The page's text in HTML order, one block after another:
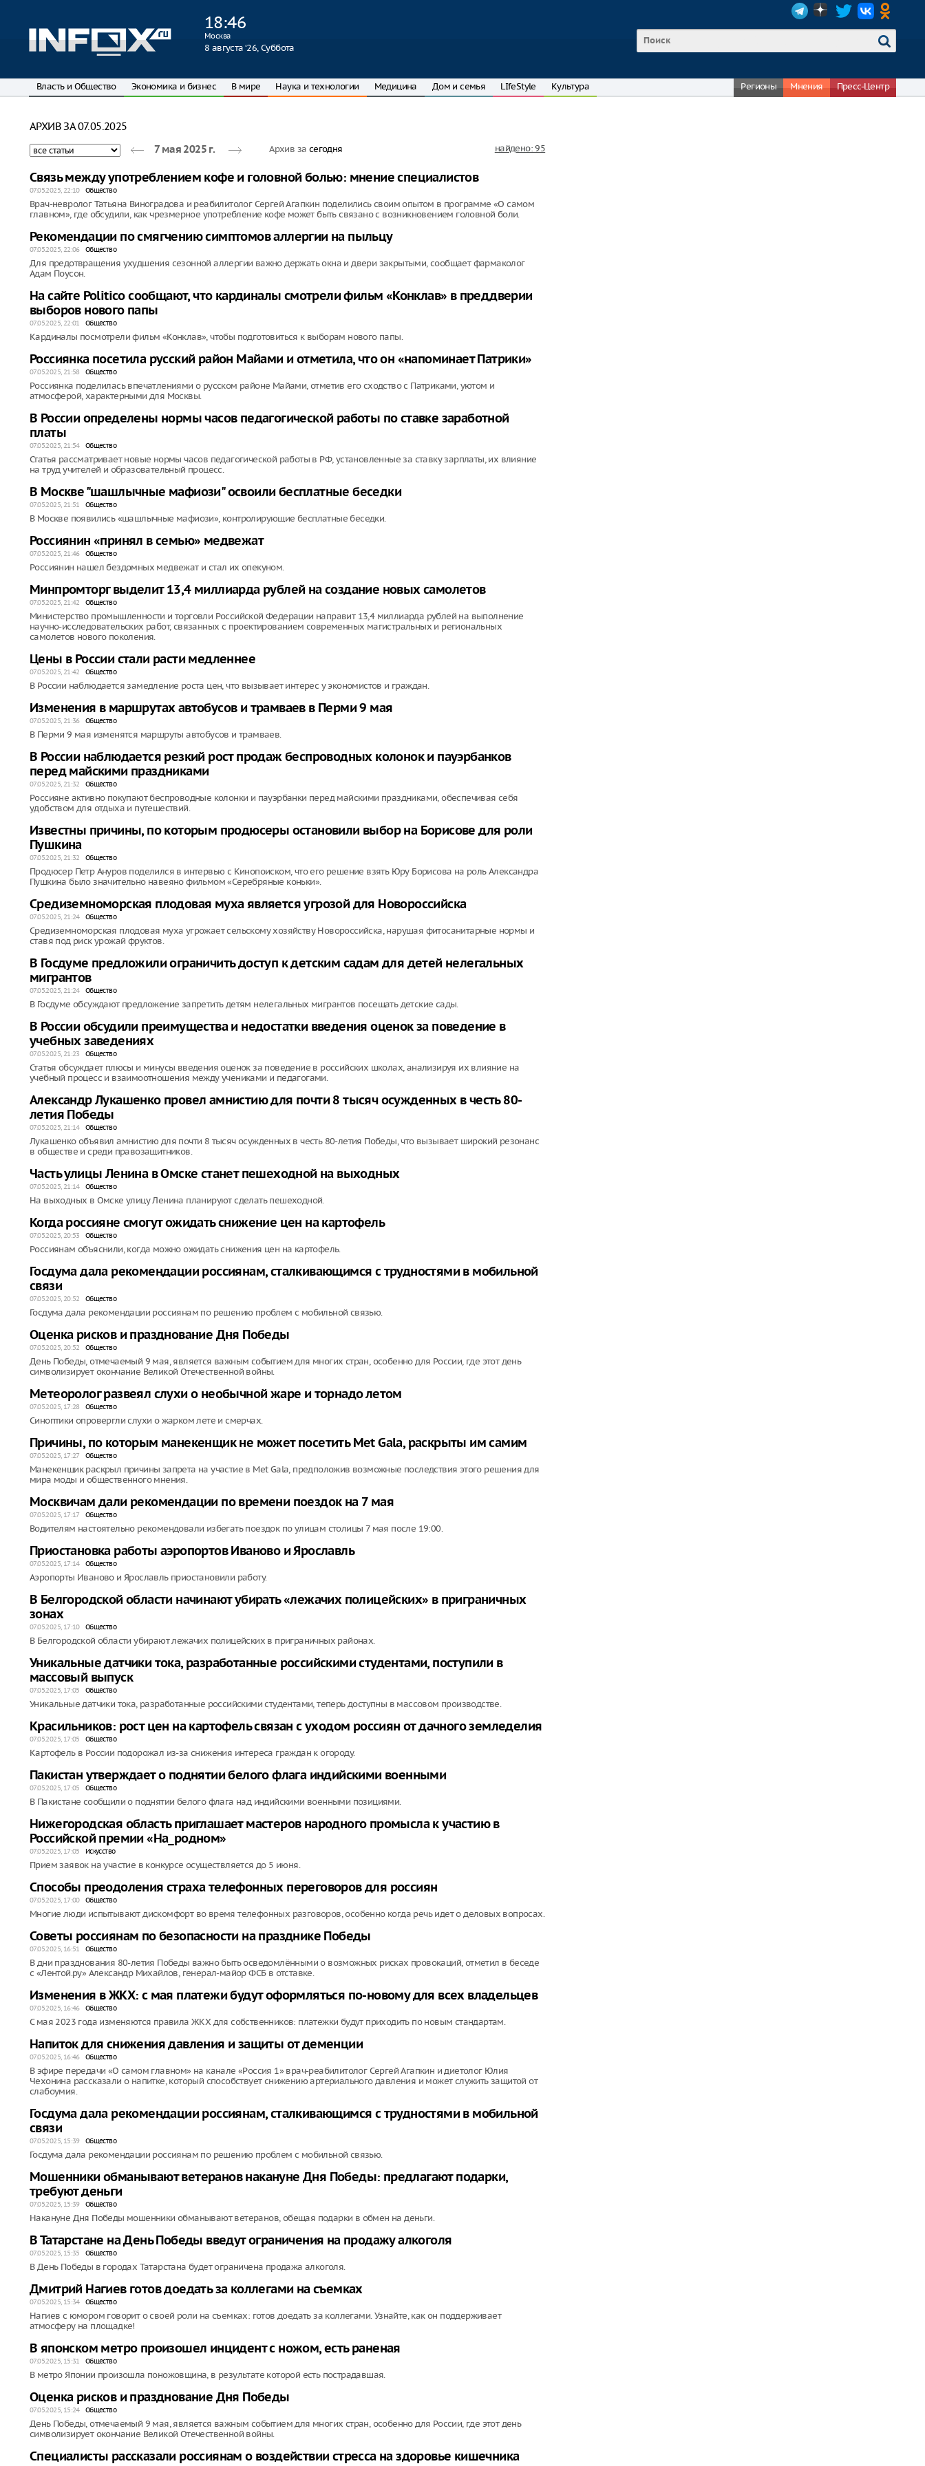
18:46
Москва
8 августа ‘26, Суббота
Власть и Общество Экономика и бизнес В мире Наука и технологии Медицина Дом и семья LIfeStyle Культура Регионы Мнения Пресс-Центр
АРХИВ ЗА 07.05.2025
7 мая 2025 г. Архив за сегодня найдено: 95
Связь между употреблением кофе и головной болью: мнение специалистов
07.05.2025, 22:10 Общество
Врач-невролог Татьяна Виноградова и реабилитолог Сергей Агапкин поделились своим опытом в программе «О самом
главном», где обсудили, как чрезмерное употребление кофе может быть связано с возникновением головной боли.
Рекомендации по смягчению симптомов аллергии на пыльцу
07.05.2025, 22:06 Общество
Для предотвращения ухудшения сезонной аллергии важно держать окна и двери закрытыми, сообщает фармаколог
Адам Поусон.
На сайте Politico сообщают, что кардиналы смотрели фильм «Конклав» в преддверии
выборов нового папы
07.05.2025, 22:01 Общество
Кардиналы посмотрели фильм «Конклав», чтобы подготовиться к выборам нового папы.
Россиянка посетила русский район Майами и отметила, что он «напоминает Патрики»
07.05.2025, 21:58 Общество
Россиянка поделилась впечатлениями о русском районе Майами, отметив его сходство с Патриками, уютом и
атмосферой, характерными для Москвы.
В России определены нормы часов педагогической работы по ставке заработной
платы
07.05.2025, 21:54 Общество
Статья рассматривает новые нормы часов педагогической работы в РФ, установленные за ставку зарплаты, их влияние
на труд учителей и образовательный процесс.
В Москве "шашлычные мафиози" освоили бесплатные беседки
07.05.2025, 21:51 Общество
В Москве появились «шашлычные мафиози», контролирующие бесплатные беседки.
Россиянин «принял в семью» медвежат
07.05.2025, 21:46 Общество
Россиянин нашел бездомных медвежат и стал их опекуном.
Минпромторг выделит 13,4 миллиарда рублей на создание новых самолетов
07.05.2025, 21:42 Общество
Министерство промышленности и торговли Российской Федерации направит 13,4 миллиарда рублей на выполнение
научно-исследовательских работ, связанных с проектированием современных магистральных и региональных
самолетов нового поколения.
Цены в России стали расти медленнее
07.05.2025, 21:42 Общество
В России наблюдается замедление роста цен, что вызывает интерес у экономистов и граждан.
Изменения в маршрутах автобусов и трамваев в Перми 9 мая
07.05.2025, 21:36 Общество
В Перми 9 мая изменятся маршруты автобусов и трамваев.
В России наблюдается резкий рост продаж беспроводных колонок и пауэрбанков
перед майскими праздниками
07.05.2025, 21:32 Общество
Россияне активно покупают беспроводные колонки и пауэрбанки перед майскими праздниками, обеспечивая себя
удобством для отдыха и путешествий.
Известны причины, по которым продюсеры остановили выбор на Борисове для роли
Пушкина
07.05.2025, 21:32 Общество
Продюсер Петр Ануров поделился в интервью с Кинопоиском, что его решение взять Юру Борисова на роль Александра
Пушкина было значительно навеяно фильмом «Серебряные коньки».
Средиземноморская плодовая муха является угрозой для Новороссийска
07.05.2025, 21:24 Общество
Средиземноморская плодовая муха угрожает сельскому хозяйству Новороссийска, нарушая фитосанитарные нормы и
ставя под риск урожай фруктов.
В Госдуме предложили ограничить доступ к детским садам для детей нелегальных
мигрантов
07.05.2025, 21:24 Общество
В Госдуме обсуждают предложение запретить детям нелегальных мигрантов посещать детские сады.
В России обсудили преимущества и недостатки введения оценок за поведение в
учебных заведениях
07.05.2025, 21:23 Общество
Статья обсуждает плюсы и минусы введения оценок за поведение в российских школах, анализируя их влияние на
учебный процесс и взаимоотношения между учениками и педагогами.
Александр Лукашенко провел амнистию для почти 8 тысяч осужденных в честь 80-
летия Победы
07.05.2025, 21:14 Общество
Лукашенко объявил амнистию для почти 8 тысяч осужденных в честь 80-летия Победы, что вызывает широкий резонанс
в обществе и среди правозащитников.
Часть улицы Ленина в Омске станет пешеходной на выходных
07.05.2025, 21:14 Общество
На выходных в Омске улицу Ленина планируют сделать пешеходной.
Когда россияне смогут ожидать снижение цен на картофель
07.05.2025, 20:53 Общество
Россиянам объяснили, когда можно ожидать снижения цен на картофель.
Госдума дала рекомендации россиянам, сталкивающимся с трудностями в мобильной
связи
07.05.2025, 20:52 Общество
Госдума дала рекомендации россиянам по решению проблем с мобильной связью.
Оценка рисков и празднование Дня Победы
07.05.2025, 20:52 Общество
День Победы, отмечаемый 9 мая, является важным событием для многих стран, особенно для России, где этот день
символизирует окончание Великой Отечественной войны.
Метеоролог развеял слухи о необычной жаре и торнадо летом
07.05.2025, 17:28 Общество
Синоптики опровергли слухи о жарком лете и смерчах.
Причины, по которым манекенщик не может посетить Met Gala, раскрыты им самим
07.05.2025, 17:27 Общество
Манекенщик раскрыл причины запрета на участие в Met Gala, предположив возможные последствия этого решения для
мира моды и общественного мнения.
Москвичам дали рекомендации по времени поездок на 7 мая
07.05.2025, 17:17 Общество
Водителям настоятельно рекомендовали избегать поездок по улицам столицы 7 мая после 19:00.
Приостановка работы аэропортов Иваново и Ярославль
07.05.2025, 17:14 Общество
Аэропорты Иваново и Ярославль приостановили работу.
В Белгородской области начинают убирать «лежачих полицейских» в приграничных
зонах
07.05.2025, 17:10 Общество
В Белгородской области убирают лежачих полицейских в приграничных районах.
Уникальные датчики тока, разработанные российскими студентами, поступили в
массовый выпуск
07.05.2025, 17:05 Общество
Уникальные датчики тока, разработанные российскими студентами, теперь доступны в массовом производстве.
Красильников: рост цен на картофель связан с уходом россиян от дачного земледелия
07.05.2025, 17:05 Общество
Картофель в России подорожал из-за снижения интереса граждан к огороду.
Пакистан утверждает о поднятии белого флага индийскими военными
07.05.2025, 17:05 Общество
В Пакистане сообщили о поднятии белого флага над индийскими военными позициями.
Нижегородская область приглашает мастеров народного промысла к участию в
Российской премии «На_родном»
07.05.2025, 17:05 Искусство
Прием заявок на участие в конкурсе осуществляется до 5 июня.
Способы преодоления страха телефонных переговоров для россиян
07.05.2025, 17:00 Общество
Многие люди испытывают дискомфорт во время телефонных разговоров, особенно когда речь идет о деловых вопросах.
Советы россиянам по безопасности на празднике Победы
07.05.2025, 16:51 Общество
В дни празднования 80-летия Победы важно быть осведомлёнными о возможных рисках провокаций, отметил в беседе
с «Лентой.ру» Александр Михайлов, генерал-майор ФСБ в отставке.
Изменения в ЖКХ: с мая платежи будут оформляться по-новому для всех владельцев
07.05.2025, 16:46 Общество
С мая 2023 года изменяются правила ЖКХ для собственников: платежки будут приходить по новым стандартам.
Напиток для снижения давления и защиты от деменции
07.05.2025, 16:46 Общество
В эфире передачи «О самом главном» на канале «Россия 1» врач-реабилитолог Сергей Агапкин и диетолог Юлия
Чехонина рассказали о напитке, который способствует снижению артериального давления и может служить защитой от
слабоумия.
Госдума дала рекомендации россиянам, сталкивающимся с трудностями в мобильной
связи
07.05.2025, 15:39 Общество
Госдума дала рекомендации россиянам по решению проблем с мобильной связью.
Мошенники обманывают ветеранов накануне Дня Победы: предлагают подарки,
требуют деньги
07.05.2025, 15:39 Общество
Накануне Дня Победы мошенники обманывают ветеранов, обещая подарки в обмен на деньги.
В Татарстане на День Победы введут ограничения на продажу алкоголя
07.05.2025, 15:35 Общество
В День Победы в городах Татарстана будет ограничена продажа алкоголя.
Дмитрий Нагиев готов доедать за коллегами на съемках
07.05.2025, 15:34 Общество
Нагиев с юмором говорит о своей роли на съемках: готов доедать за коллегами. Узнайте, как он поддерживает
атмосферу на площадке!
В японском метро произошел инцидент с ножом, есть раненая
07.05.2025, 15:31 Общество
В метро Японии произошла поножовщина, в результате которой есть пострадавшая.
Оценка рисков и празднование Дня Победы
07.05.2025, 15:24 Общество
День Победы, отмечаемый 9 мая, является важным событием для многих стран, особенно для России, где этот день
символизирует окончание Великой Отечественной войны.
Специалисты рассказали россиянам о воздействии стресса на здоровье кишечника